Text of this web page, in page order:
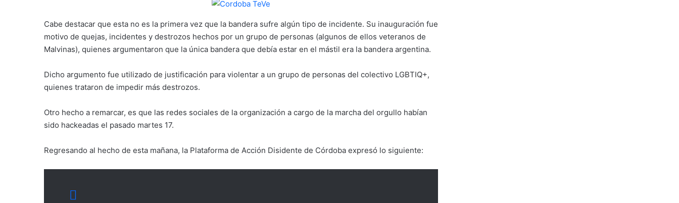
Cabe destacar que esta no es la primera vez que la bandera sufre algún tipo de incidente. Su inauguración fue
motivo de quejas, incidentes y destrozos hechos por un grupo de personas (algunos de ellos veteranos de
Malvinas), quienes argumentaron que la única bandera que debía estar en el mástil era la bandera argentina.
Dicho argumento fue utilizado de justificación para violentar a un grupo de personas del colectivo LGBTIQ+,
quienes trataron de impedir más destrozos.
Otro hecho a remarcar, es que las redes sociales de la organización a cargo de la marcha del orgullo habían
sido hackeadas el pasado martes 17.
Regresando al hecho de esta mañana, la Plataforma de Acción Disidente de Córdoba expresó lo siguiente: